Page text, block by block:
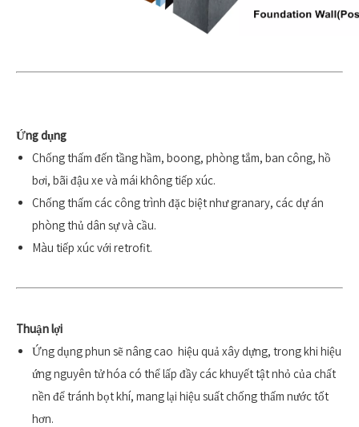
Ứng dụng
Chống thấm đến tầng hầm, boong, phòng tắm, ban công, hồ
bơi, bãi đậu xe và mái không tiếp xúc.
Chống thấm các công trình đặc biệt như granary, các dự án
phòng thủ dân sự và cầu.
Màu tiếp xúc với retrofit.
Thuận lợi
Ứng dụng phun sẽ nâng cao hiệu quả xây dựng, trong khi hiệu
ứng nguyên tử hóa có thể lấp đầy các khuyết tật nhỏ của chất
nền để tránh bọt khí, mang lại hiệu suất chống thấm nước tốt
hơn.